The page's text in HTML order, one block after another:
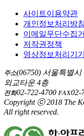
사이트이용약관
개인정보처리방침
이메일무단수집
저작권정책
영상정보처리기
주소(06750) 서울특별
외교타운 4층
전화02-722-4700 FAX02-
Copyright ⓒ 2018 The
All right reserved.